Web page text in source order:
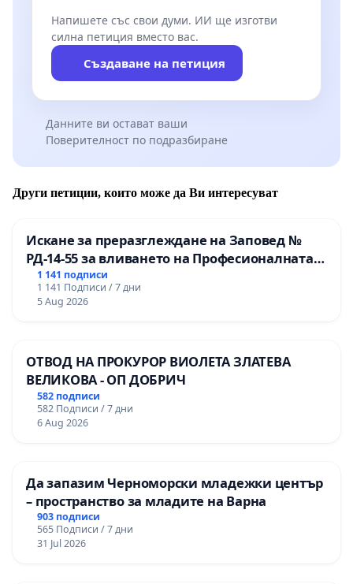
Напишете със свои думи. ИИ ще изготви
силна петиция вместо вас.
Създаване на петиция
Данните ви остават ваши
Поверителност по подразбиране
Други петиции, които може да Ви интересуват
Искане за преразглеждане на Заповед №
РД-14-55 за вливането на Професионалната
гимназия по промишлени технологии в
Професионалната гимназия по икономика и
мениджмънт – гр. Пазарджик
1 141 подписи
1 141 Подписи / 7 дни
5 Aug 2026
ОТВОД НА ПРОКУРОР ВИОЛЕТА ЗЛАТЕВА
ВЕЛИКОВА - ОП ДОБРИЧ
582 подписи
582 Подписи / 7 дни
6 Aug 2026
Да запазим Черноморски младежки център
– пространство за младите на Варна
903 подписи
565 Подписи / 7 дни
31 Jul 2026